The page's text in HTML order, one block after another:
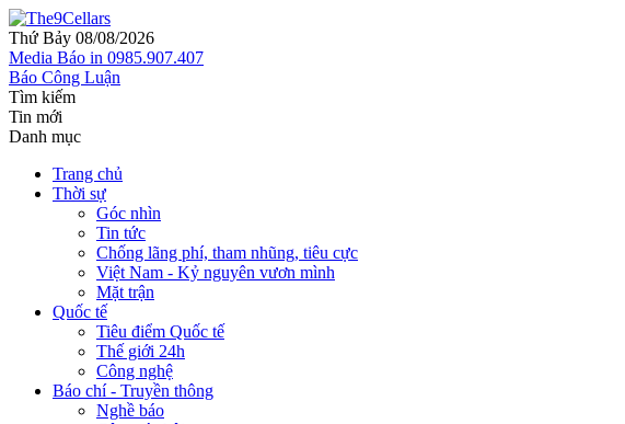
Thứ Bảy 08/08/2026
Media Báo in 0985.907.407
Báo Công Luận
Tìm kiếm
Tin mới
Danh mục
Trang chủ
Thời sự
Góc nhìn
Tin tức
Chống lãng phí, tham nhũng, tiêu cực
Việt Nam - Kỷ nguyên vươn mình
Mặt trận
Quốc tế
Tiêu điểm Quốc tế
Thế giới 24h
Công nghệ
Báo chí - Truyền thông
Nghề báo